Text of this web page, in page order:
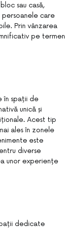
sau casă,
care
Prin vânzarea
pe termen
în spații de
unică și
Acest tip
ales în zonele
este
diverse
unor experiențe
dedicate